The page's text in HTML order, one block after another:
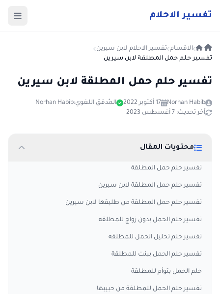
تفسير الاحلام
الاقسام تفسير الاحلام لابن سيرين
تفسير حلم حمل المطلقة لابن سيرين
تفسير حلم حمل المطلقة لابن سيرين
Norhan Habib 17 أكتوبر 2022 المُدقق اللغوي:Norhan Habib
آخر تحديث: 7 أغسطس 2023
محتويات المقال
تفسير حلم حمل المطلقة
تفسير حلم حمل المطلقة لابن سيرين
تفسير حلم حمل المطلقة من طليقها لابن سيرين
تفسير حلم الحمل بدون زواج للمطلقه
تفسير حلم تحليل الحمل للمطلقه
تفسير حلم الحمل ببنت للمطلقة
حلم الحمل بتوأم للمطلقة
تفسير حلم الحمل للمطلقة من حبيبها